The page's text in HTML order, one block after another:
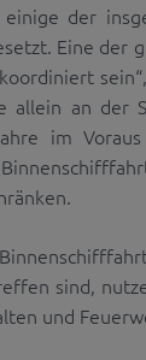
der
Eine der
an der
im
sind,
und